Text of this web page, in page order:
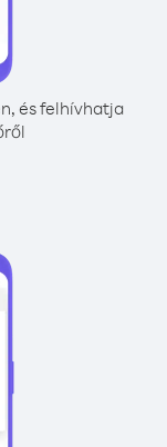
és felhívhatja